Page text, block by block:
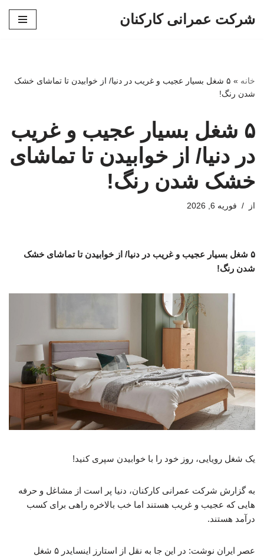
شرکت عمرانی کارکنان
خانه »
۵ شغل بسیار عجیب و غریب در دنیا/ از خوابیدن تا تماشای خشک
شدن رنگ!
۵ شغل بسیار عجیب و غریب
در دنیا/ از خوابیدن تا تماشای
خشک شدن رنگ!
از فوریه 6, 2026
۵ شغل بسیار عجیب و غریب در دنیا/ از خوابیدن تا تماشای خشک
شدن رنگ!
یک شغل رویایی، روز خود را با خوابیدن سپری کنید!
به گزارش شرکت عمرانی کارکنان، دنیا پر است از مشاغل و حرفه
هایی که عجیب و غریب هستند اما خب بالاخره راهی برای کسب
درآمد هستند.
عصر ایران نوشت: در این جا به نقل از استارز اینسایدر ۵ شغل